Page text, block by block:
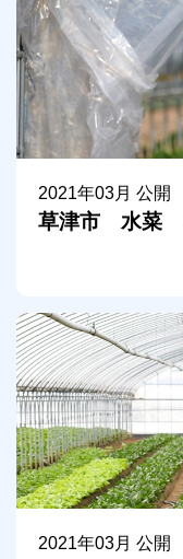
2021年03月 公開
草津市 水菜
2021年03月 公開